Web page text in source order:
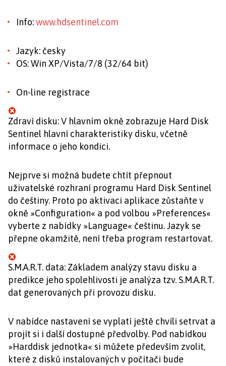
Info:www.hdsentinel.com
Jazyk: česky
OS: Win XP/Vista/7/8 (32/64 bit)
On-line registrace
Zdraví disku: V hlavním okně zobrazuje Hard Disk
Sentinel hlavní charakteristiky disku, včetně
informace o jeho kondici.
Nejprve si možná budete chtít přepnout
uživatelské rozhraní programu Hard Disk Sentinel
do češtiny. Proto po aktivaci aplikace zůstaňte v
okně »Configuration« a pod volbou »Preferences«
vyberte z nabídky »Language« češtinu. Jazyk se
přepne okamžitě, není třeba program restartovat.
S.M.A.R.T. data: Základem analýzy stavu disku a
predikce jeho spolehlivosti je analýza tzv. S.M.A.R.T.
dat generovaných při provozu disku.
V nabídce nastavení se vyplatí ještě chvíli setrvat a
projít si i další dostupné předvolby. Pod nabídkou
»Harddisk jednotka« si můžete především zvolit,
které z disků instalovaných v počítači bude